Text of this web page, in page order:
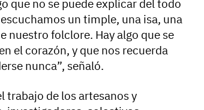
que no se puede explicar del todo
un timple, una isa, una
nuestro folclore. Hay algo que se
el corazón, y que nos recuerda
nunca”, señaló.
trabajo de los artesanos y